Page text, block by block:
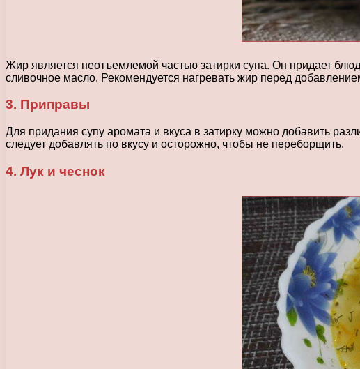
Жир является неотъемлемой частью затирки супа. Он придает
сливочное масло. Рекомендуется нагревать жир перед
3. Приправы
Для придания супу аромата и вкуса в затирку можно добавить
следует добавлять по вкусу и осторожно, чтобы не переборщить.
4. Лук и чеснок